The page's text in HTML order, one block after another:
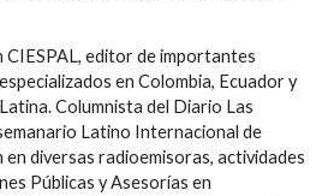
CIESPAL, editor de importantes
en Colombia, Ecuador y
Columnista del Diario Las
Latino Internacional de
diversas radioemisoras, actividades
Públicas y Asesorías en